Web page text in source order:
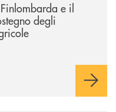
e il
degli